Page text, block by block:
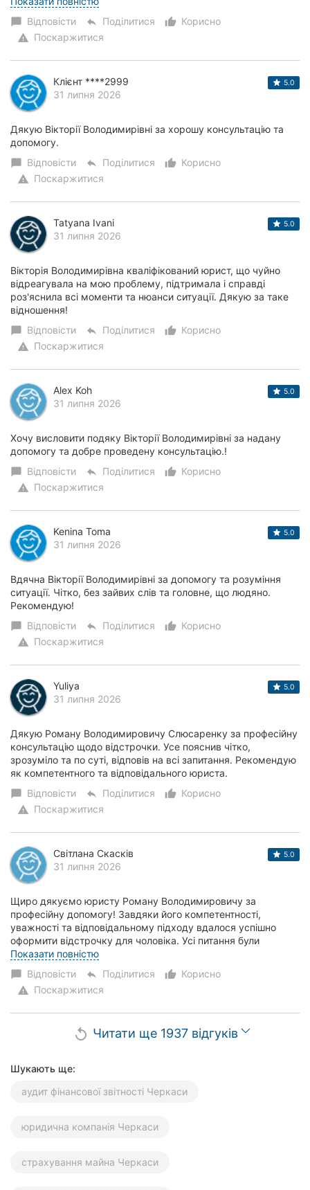
chat_bubble Відповісти reply Поділитися thumb_up_alt
Корисно
warning Поскаржитися
Клієнт ****2999
31 липня 2026
5.0
Дякую Вікторії Володимирівні за хорошу консультацію та
допомогу.
chat_bubble Відповісти reply Поділитися thumb_up_alt
Корисно
warning Поскаржитися
Tatyana Ivani
31 липня 2026
5.0
Вікторія Володимирівна кваліфікований юрист, що чуйно
відреагувала на мою проблему, підтримала і справді
роз'яснила всі моменти та нюанси ситуації. Дякую за таке
відношення!
chat_bubble Відповісти reply Поділитися thumb_up_alt
Корисно
warning Поскаржитися
Alex Koh
31 липня 2026
5.0
Хочу висловити подяку Вікторії Володимирівні за надану
допомогу та добре проведену консультацію.!
chat_bubble Відповісти reply Поділитися thumb_up_alt
Корисно
warning Поскаржитися
Kenina Toma
31 липня 2026
5.0
Вдячна Вікторії Володимирівні за допомогу та розуміння
ситуації. Чітко, без зайвих слів та головне, що людяно.
Рекомендую!
chat_bubble Відповісти reply Поділитися thumb_up_alt
Корисно
warning Поскаржитися
Yuliya
31 липня 2026
5.0
Дякую Роману Володимировичу Слюсаренку за професійну
консультацію щодо відстрочки. Усе пояснив чітко,
зрозуміло та по суті, відповів на всі запитання. Рекомендую
як компетентного та відповідального юриста.
chat_bubble Відповісти reply Поділитися thumb_up_alt
Корисно
warning Поскаржитися
Світлана Скасків
31 липня 2026
5.0
Щиро дякуємо юристу Роману Володимировичу за
професійну допомогу! Завдяки його компетентності,
уважності та відповідальному підходу вдалося успішно
оформити відстрочку для чоловіка. Усі питання були
вирішені чітко, швидко й грамотно. Рекомендуємо як...
Показати повністю
chat_bubble Відповісти reply Поділитися thumb_up_alt
Корисно
warning Поскаржитися
replay Читати ще 1937 відгуків
Шукають ще:
аудит фінансової звітності Черкаси
юридична компанія Черкаси
страхування майна Черкаси